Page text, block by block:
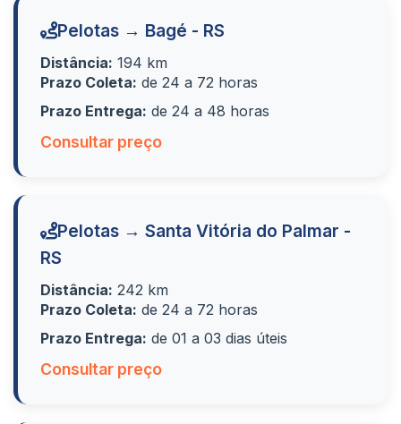
Pelotas → Bagé - RS
Distância: 194 km
Prazo Coleta: de 24 a 72 horas
Prazo Entrega: de 24 a 48 horas
Consultar preço
Pelotas → Santa Vitória do Palmar -
RS
Distância: 242 km
Prazo Coleta: de 24 a 72 horas
Prazo Entrega: de 01 a 03 dias úteis
Consultar preço